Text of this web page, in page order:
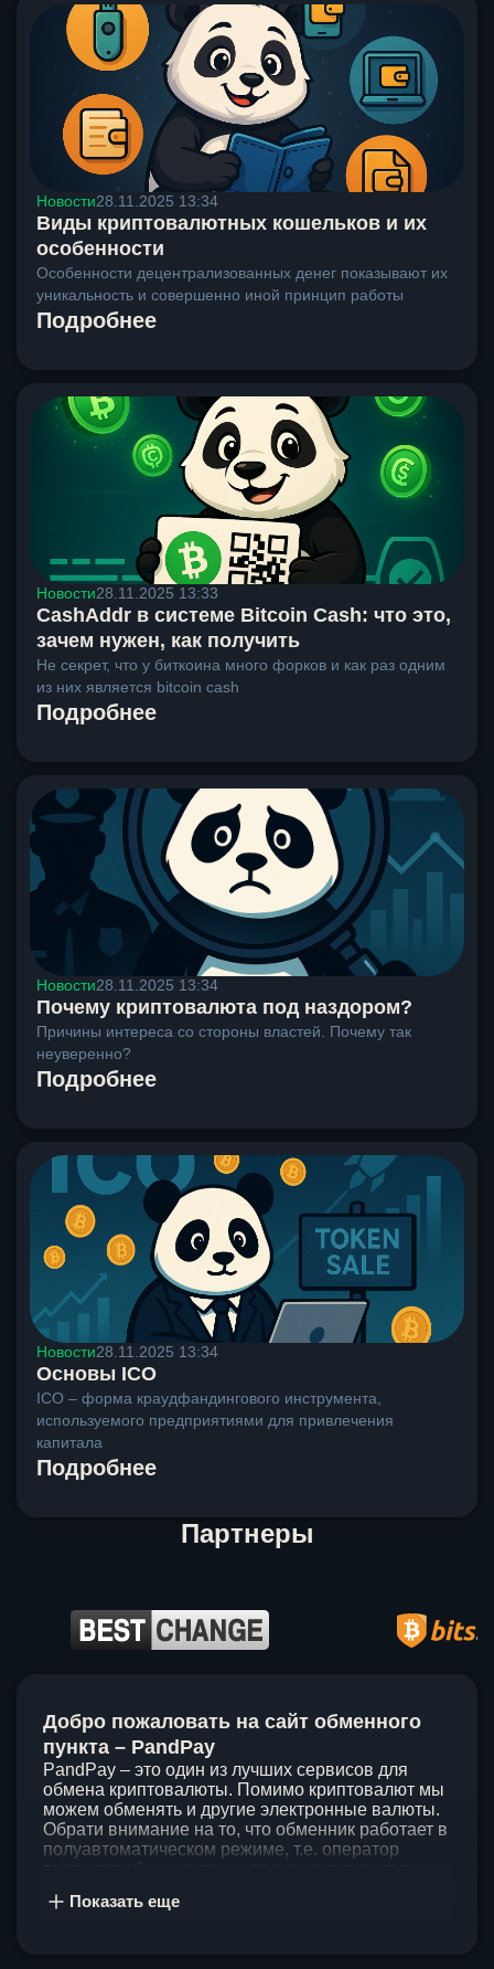
Новости28.11.2025 13:34
Виды криптовалютных кошельков и их
особенности
Особенности децентрализованных денег показывают их
уникальность и совершенно иной принцип работы
Подробнее
Новости28.11.2025 13:33
CashAddr в системе Bitcoin Cash: что это,
зачем нужен, как получить
Не секрет, что у биткоина много форков и как раз одним
из них является bitcoin cash
Подробнее
Новости28.11.2025 13:34
Почему криптовалюта под наздором?
Причины интереса со стороны властей. Почему так
неуверенно?
Подробнее
Новости28.11.2025 13:34
Основы ICO
ICO – форма краудфандингового инструмента,
используемого предприятиями для привлечения
капитала
Подробнее
Партнеры
Добро пожаловать на сайт обменного
пункта – PandPay
PandPay – это один из лучших сервисов для
обмена криптовалюты. Помимо криптовалют мы
можем обменять и другие электронные валюты.
Обрати внимание на то, что обменник работает в
полуавтоматическом режиме, т.е. оператор
клиентов, поэтому стараемся проводить обмены
Показать еще